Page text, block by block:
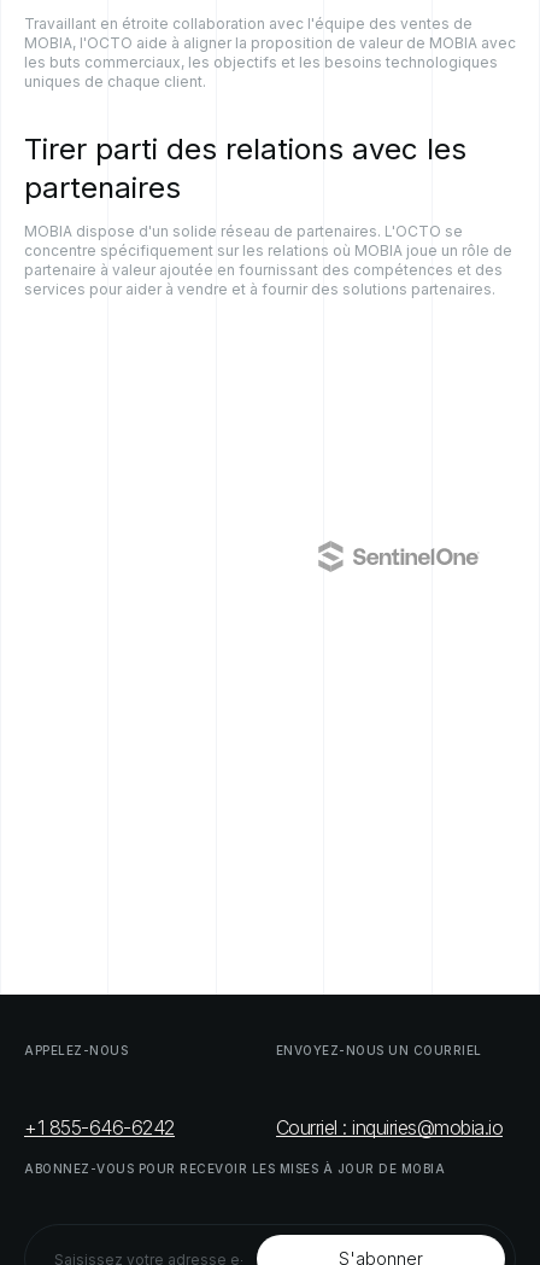
Travaillant en étroite collaboration avec l'équipe des ventes de
MOBIA, l'OCTO aide à aligner la proposition de valeur de MOBIA avec
les buts commerciaux, les objectifs et les besoins technologiques
uniques de chaque client.
Tirer parti des relations avec les
partenaires
MOBIA dispose d'un solide réseau de partenaires. L'OCTO se
concentre spécifiquement sur les relations où MOBIA joue un rôle de
partenaire à valeur ajoutée en fournissant des compétences et des
services pour aider à vendre et à fournir des solutions partenaires.
APPELEZ-NOUS
+1 855-646-6242
ENVOYEZ-NOUS UN COURRIEL
Courriel : inquiries@mobia.io
ABONNEZ-VOUS POUR RECEVOIR LES MISES À JOUR DE MOBIA